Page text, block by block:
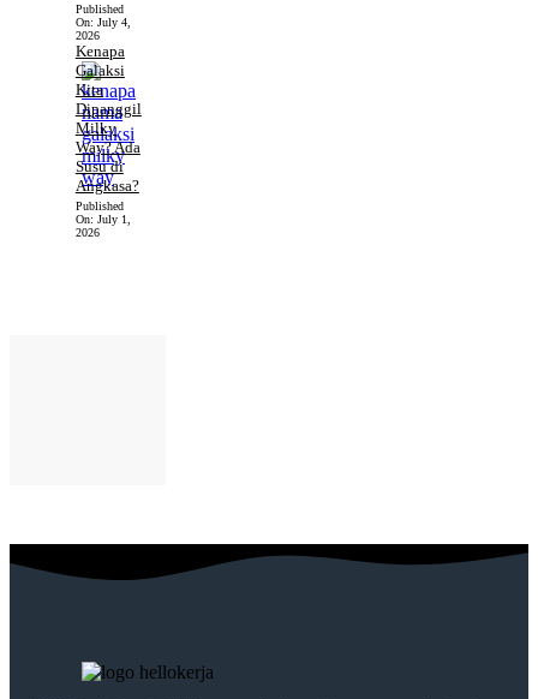
Published
On: July 4,
2026
Kenapa
Galaksi
Kita
Dipanggil
Milky
Way? Ada
Susu di
Angkasa?
Published
On: July 1,
2026